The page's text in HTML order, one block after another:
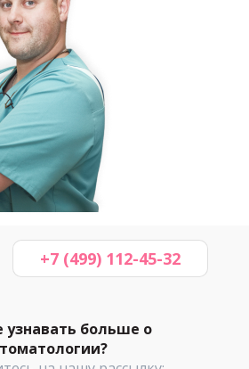
узнавать больше о
+7 (499) 112-45-32